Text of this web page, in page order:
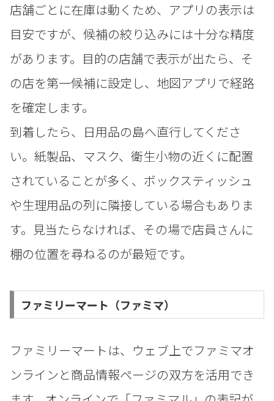
店舗ごとに在庫は動くため、アプリの表示は
目安ですが、候補の絞り込みには十分な精度
があります。目的の店舗で表示が出たら、そ
の店を第一候補に設定し、地図アプリで経路
を確定します。
到着したら、日用品の島へ直行してくださ
い。紙製品、マスク、衛生小物の近くに配置
されていることが多く、ボックスティッシュ
や生理用品の列に隣接している場合もありま
す。見当たらなければ、その場で店員さんに
棚の位置を尋ねるのが最短です。
ファミリーマート（ファミマ）
ファミリーマートは、ウェブ上でファミマオ
ンラインと商品情報ページの双方を活用でき